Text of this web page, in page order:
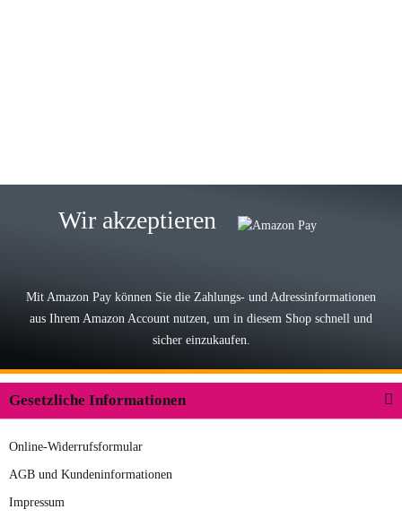
Lieferung, man kann bedenkenlos
Der Koffer macht einen sehr soliden
Wir akzeptieren
Mit Amazon Pay können Sie die Zahlungs- und Adressinformationen
aus Ihrem Amazon Account nutzen, um in diesem Shop schnell und
sicher einzukaufen.
Gesetzliche Informationen
Online-Widerrufsformular
AGB und Kundeninformationen
Impressum